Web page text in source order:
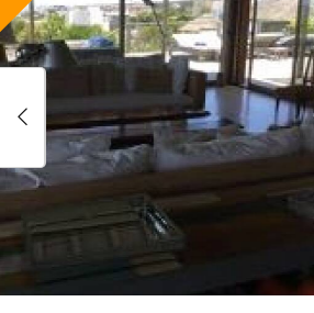
Enviar
Recordar
INGRESAR
Olvidé mi clave